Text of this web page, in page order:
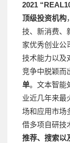
2021
顶级投资机构
技、新消费、
家优秀创业公
技术能力以及
竞争中脱颖而
单。文本智能
业近几年来最
场和应用市场
借多项自研技
推荐、搜索以